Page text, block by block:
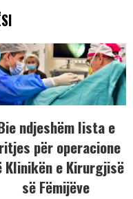
ndjeshëm lista e
për operacione
Klinikën e Kirurgjisë
së Fëmijëve